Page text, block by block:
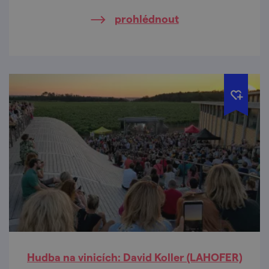
prohlédnout
Hudba na vinicích: David Koller (LAHOFER)